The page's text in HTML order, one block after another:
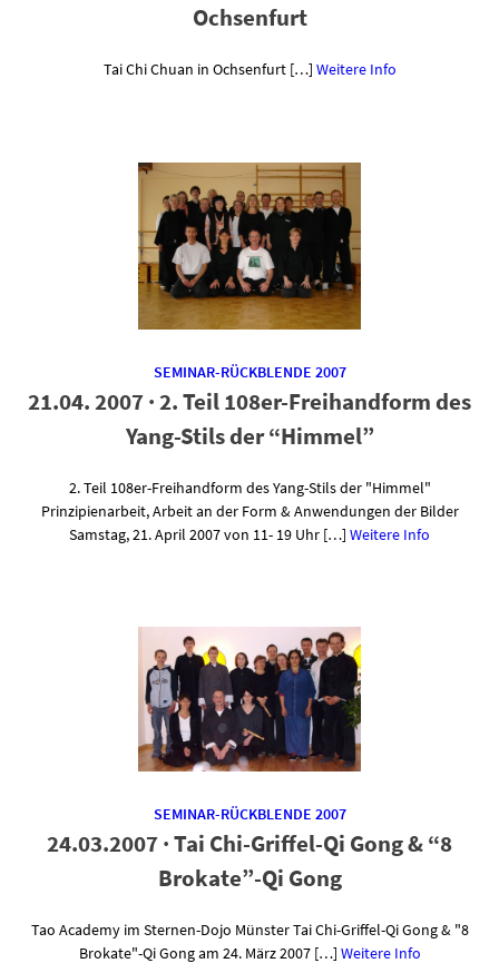
Ochsenfurt
Tai Chi Chuan in Ochsenfurt […] Weitere Info
SEMINAR-RÜCKBLENDE 2007
21.04. 2007 · 2. Teil 108er-Freihandform des
Yang-Stils der “Himmel”
2. Teil 108er-Freihandform des Yang-Stils der "Himmel"
Prinzipienarbeit, Arbeit an der Form & Anwendungen der Bilder
Samstag, 21. April 2007 von 11- 19 Uhr […] Weitere Info
SEMINAR-RÜCKBLENDE 2007
24.03.2007 · Tai Chi-Griffel-Qi Gong & “8
Brokate”-Qi Gong
Tao Academy im Sternen-Dojo Münster Tai Chi-Griffel-Qi Gong & "8
Brokate"-Qi Gong am 24. März 2007 […] Weitere Info